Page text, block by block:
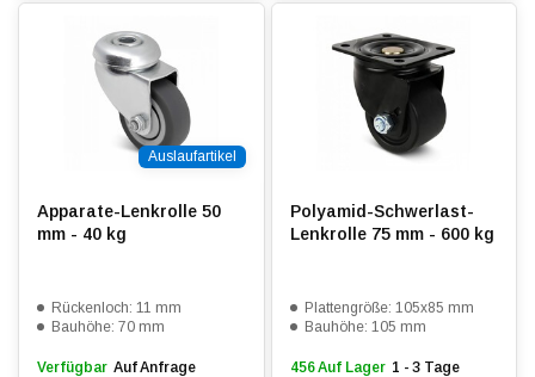
Auslaufartikel
Apparate-Lenkrolle 50
mm - 40 kg
Rückenloch: 11 mm
Bauhöhe: 70 mm
Verfügbar Auf Anfrage
Polyamid-Schwerlast-
Lenkrolle 75 mm - 600 kg
Plattengröße: 105x85 mm
Bauhöhe: 105 mm
456 Auf Lager 1 - 3 Tage